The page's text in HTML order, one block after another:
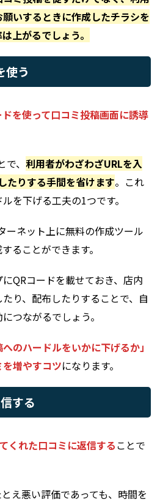
いするときに作成したチラシを
上がるでしょう。
使う
ドを使って口コミ投稿画面に誘導
、 利用者がわざわざURLを入
たりする手間を省けます。これ
を下げる工夫の1つです。
ーネット上に無料の作成ツール
ることができます。
QRコードを載せておき、店内
り、配布したりすることで、自
つながるでしょう。
へのハードルをいかに下げるか」
増やすコツになります。
する
くれた口コミに返信することで
え悪い評価であっても、時間を